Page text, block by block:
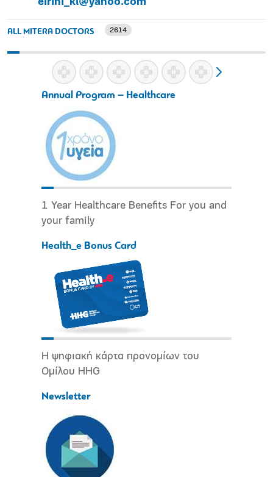
eirini_kl@yahoo.com
ALL MITERA DOCTORS 2614
Annual Program – Healthcare
1 Year Healthcare Benefits For you and
your family
Health_e Bonus Card
Η ψηφιακή κάρτα προνομίων του
Ομίλου HHG
Newsletter